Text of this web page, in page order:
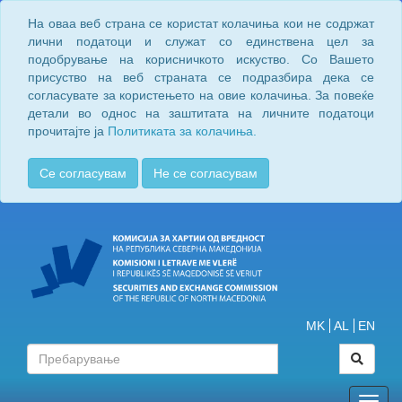
На оваа веб страна се користат колачиња кои не содржат
лични податоци и служат со единствена цел за
подобрување на корисничкото искуство. Со Вашето
присуство на веб страната се подразбира дека се
согласувате за користењето на овие колачиња. За повеќе
детали во однос на заштитата на личните податоци
прочитајте ја Политиката за колачиња.
Се согласувам Не се согласувам
MK AL EN